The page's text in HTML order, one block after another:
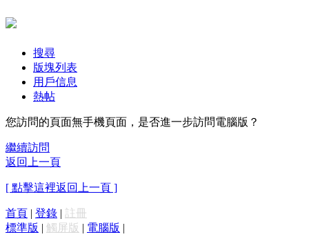
搜尋
版塊列表
用戶信息
熱帖
您訪問的頁面無手機頁面，是否進一步訪問電腦版？
繼續訪問
返回上一頁
[ 點擊這裡返回上一頁 ]
首頁 | 登錄 | 註冊
標準版 | 觸屏版 | 電腦版 |